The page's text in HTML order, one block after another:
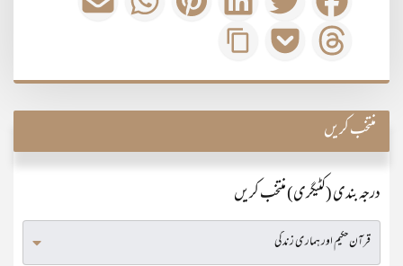
منتخب کریں
درجہ بندی (کٹیگری) منتخب کریں